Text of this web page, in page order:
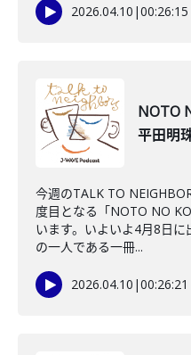
2026.04.10 |00:26:15
NOTO
平田明
今週のTALK TO
度目となる「NOTO NO
います。いよいよ4月8日
の一人である一冊...
2026.04.10 |00:26:21